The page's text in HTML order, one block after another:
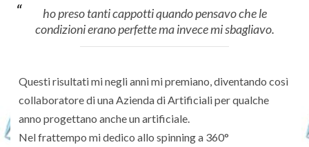
ho preso tanti cappotti quando pensavo che le
condizioni erano perfette ma invece mi sbagliavo.
Questi risultati mi negli anni mi premiano, diventando così
collaboratore di una Azienda di Artificiali per qualche
anno progettano anche un artificiale.
Nel frattempo mi dedico allo spinning a 360°